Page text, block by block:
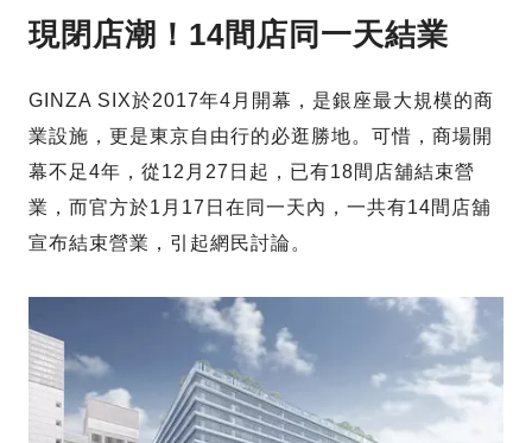
現閉店潮！14間店同一天結業
GINZA SIX於2017年4月開幕，是銀座最大規模的商
業設施，更是東京自由行的必逛勝地。可惜，商場開
幕不足4年，從12月27日起，已有18間店舖結束營
業，而官方於1月17日在同一天內，一共有14間店舖
宣布結束營業，引起網民討論。